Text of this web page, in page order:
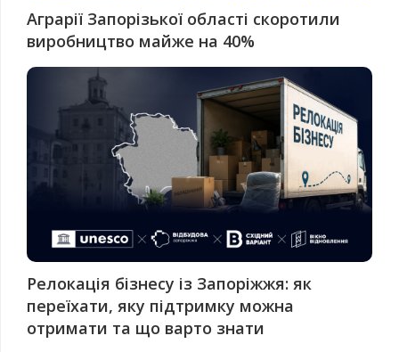
Аграрії Запорізької області скоротили
виробництво майже на 40%
Релокація бізнесу із Запоріжжя: як
переїхати, яку підтримку можна
отримати та що варто знати